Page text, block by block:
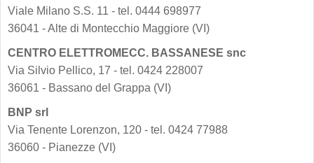
Viale Milano S.S. 11 - tel. 0444 698977
36041 - Alte di Montecchio Maggiore (VI)
CENTRO ELETTROMECC. BASSANESE snc
Via Silvio Pellico, 17 - tel. 0424 228007
36061 - Bassano del Grappa (VI)
BNP srl
Via Tenente Lorenzon, 120 - tel. 0424 77988
36060 - Pianezze (VI)